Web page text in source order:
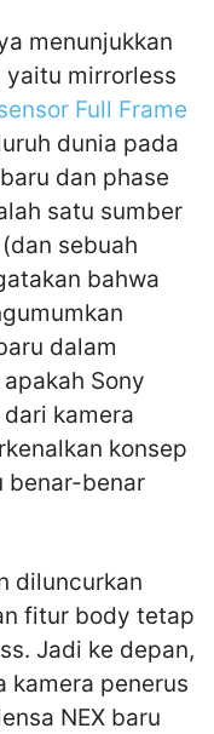
menunjukkan
yaitu mirrorless
Full Frame
dunia pada
dan phase
satu sumber
sebuah
bahwa
dalam
Sony
kamera
konsep
benar-benar
diluncurkan
fitur body tetap
Jadi ke depan,
kamera penerus
NEX baru